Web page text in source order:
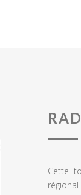
Cette